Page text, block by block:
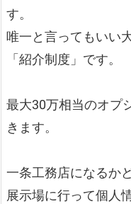
す。
唯一と言ってもいい
「紹介制度」です。
最大30万相当のオプ
きます。
一条工務店になるか
展示場に行って個人